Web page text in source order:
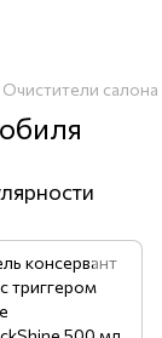
Очистители салона